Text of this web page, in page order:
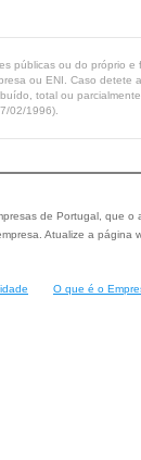
públicas ou do próprio
ou ENI. Caso
total ou
02/1996).
de Portugal, que
Atualize a página
O que é o